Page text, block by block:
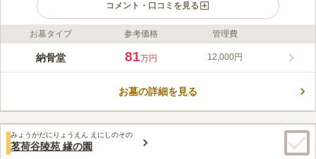
コメント・口コミを見る
ライフドット編集部のコメント
本駒込陵苑は東京都文京区にあり、十方寺運営の2019年1月にオ
です。美しい本堂と綺麗なエントランスがあり、ソファやテーブ
口コミ評価
みんなの評価
4.8
50代女性
駅から2～3分ほどで行くことができます。道は平坦で歩きやすい
お墓タイプ 参考価格 管理費
納骨堂 81万円 12,000円
お墓の詳細を見る
みょうがだにりょうえん えにしのその
茗荷谷陵苑 縁の園